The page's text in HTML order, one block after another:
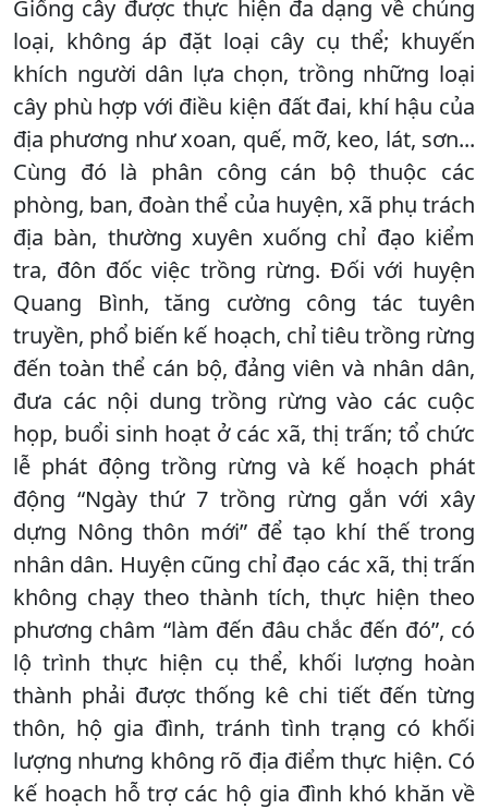
Giống cây được thực hiện đa dạng về chủng
loại, không áp đặt loại cây cụ thể; khuyến
khích người dân lựa chọn, trồng những loại
cây phù hợp với điều kiện đất đai, khí hậu của
địa phương như xoan, quế, mỡ, keo, lát, sơn...
Cùng đó là phân công cán bộ thuộc các
phòng, ban, đoàn thể của huyện, xã phụ trách
địa bàn, thường xuyên xuống chỉ đạo kiểm
tra, đôn đốc việc trồng rừng. Đối với huyện
Quang Bình, tăng cường công tác tuyên
truyền, phổ biến kế hoạch, chỉ tiêu trồng rừng
đến toàn thể cán bộ, đảng viên và nhân dân,
đưa các nội dung trồng rừng vào các cuộc
họp, buổi sinh hoạt ở các xã, thị trấn; tổ chức
lễ phát động trồng rừng và kế hoạch phát
động “Ngày thứ 7 trồng rừng gắn với xây
dựng Nông thôn mới” để tạo khí thế trong
nhân dân. Huyện cũng chỉ đạo các xã, thị trấn
không chạy theo thành tích, thực hiện theo
phương châm “làm đến đâu chắc đến đó”, có
lộ trình thực hiện cụ thể, khối lượng hoàn
thành phải được thống kê chi tiết đến từng
thôn, hộ gia đình, tránh tình trạng có khối
lượng nhưng không rõ địa điểm thực hiện. Có
kế hoạch hỗ trợ các hộ gia đình khó khăn về